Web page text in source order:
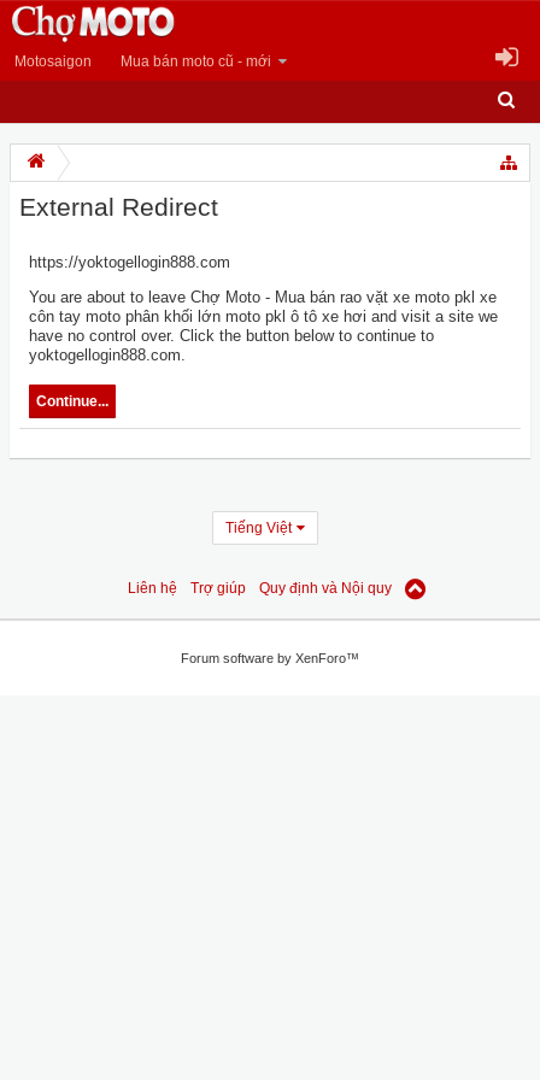
Motosaigon Mua bán moto cũ - mới
External Redirect
https://yoktogellogin888.com
You are about to leave Chợ Moto - Mua bán rao vặt xe moto pkl xe
côn tay moto phân khối lớn moto pkl ô tô xe hơi and visit a site we
have no control over. Click the button below to continue to
yoktogellogin888.com.
Continue...
Tiếng Việt
Liên hệ Trợ giúp Quy định và Nội quy
Forum software by XenForo™